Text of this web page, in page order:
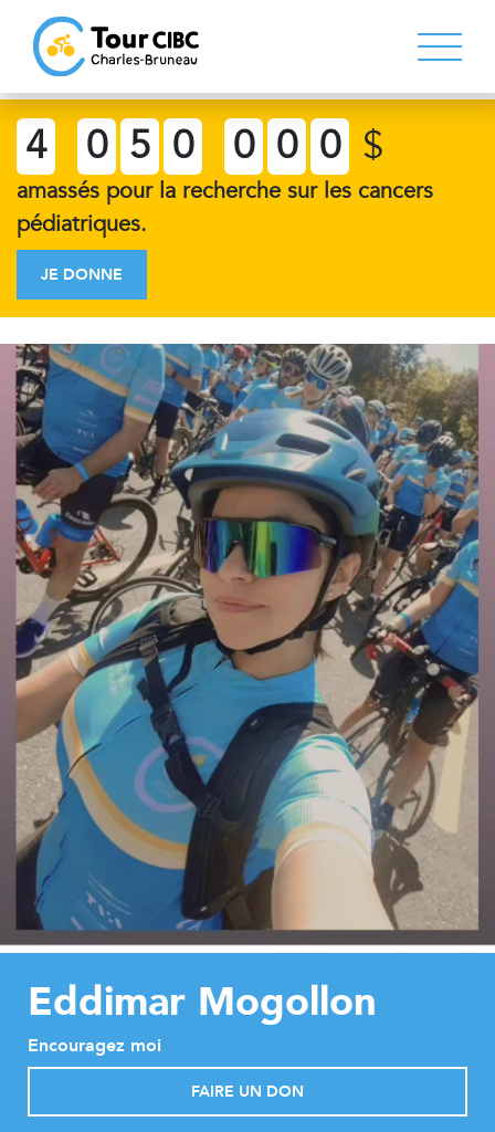
4 0 5 0 0 0 0 $
amassés pour la recherche sur les cancers
pédiatriques.
JE DONNE
Eddimar Mogollon
Encouragez moi
FAIRE UN DON